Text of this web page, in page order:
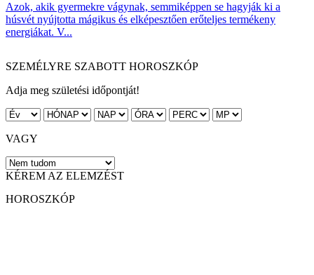
Azok, akik gyermekre vágynak, semmiképpen se hagyják ki a
húsvét nyújtotta mágikus és elképesztően erőteljes termékeny
energiákat. V...
SZEMÉLYRE SZABOTT HOROSZKÓP
Adja meg születési időpontját!
VAGY
KÉREM AZ ELEMZÉST
HOROSZKÓP